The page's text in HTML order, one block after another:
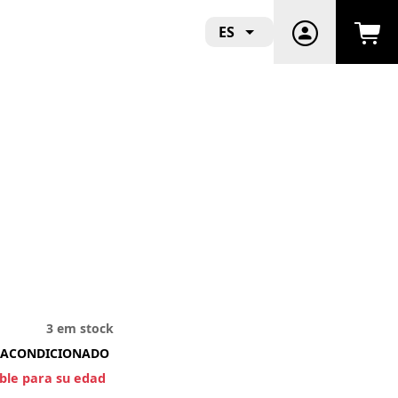
ES
3 em stock
ACONDICIONADO
para su edad